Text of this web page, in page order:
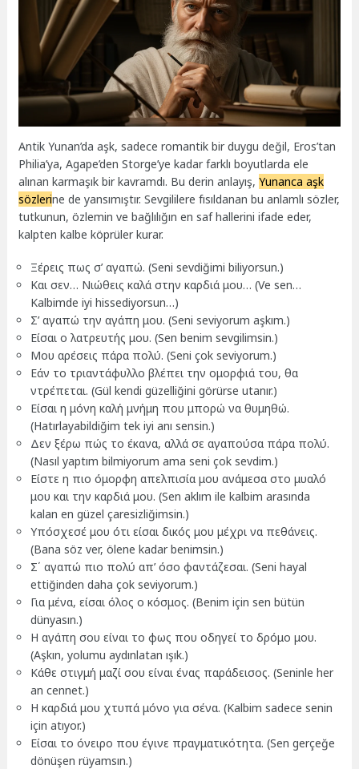
Antik Yunan’da aşk, sadece romantik bir duygu değil, Eros’tan
Philia’ya, Agape’den Storge’ye kadar farklı boyutlarda ele
alınan karmaşık bir kavramdı. Bu derin anlayış,Yunanca aşk
sözlerine de yansımıştır. Sevgililere fısıldanan bu anlamlı sözler,
tutkunun, özlemin ve bağlılığın en saf hallerini ifade eder,
kalpten kalbe köprüler kurar.
Ξέρεις πως σ’ αγαπώ. (Seni sevdiğimi biliyorsun.)
Και σεν… Νιώθεις καλά στην καρδιά μου… (Ve sen…
Kalbimde iyi hissediyorsun…)
Σ’ αγαπώ την αγάπη μου. (Seni seviyorum aşkım.)
Είσαι ο λατρευτής μου. (Sen benim sevgilimsin.)
Μου αρέσεις πάρα πολύ. (Seni çok seviyorum.)
Εάν το τριαντάφυλλο βλέπει την ομορφιά του, θα
ντρέπεται. (Gül kendi güzelliğini görürse utanır.)
Είσαι η μόνη καλή μνήμη που μπορώ να θυμηθώ.
(Hatırlayabildiğim tek iyi anı sensin.)
Δεν ξέρω πώς το έκανα, αλλά σε αγαπούσα πάρα πολύ.
(Nasıl yaptım bilmiyorum ama seni çok sevdim.)
Είστε η πιο όμορφη απελπισία μου ανάμεσα στο μυαλό
μου και την καρδιά μου. (Sen aklım ile kalbim arasında
kalan en güzel çaresizliğimsin.)
Υπόσχεσέ μου ότι είσαι δικός μου μέχρι να πεθάνεις.
(Bana söz ver, ölene kadar benimsin.)
Σ΄ αγαπώ πιο πολύ απ’ όσο φαντάζεσαι. (Seni hayal
ettiğinden daha çok seviyorum.)
Για μένα, είσαι όλος ο κόσμος. (Benim için sen bütün
dünyasın.)
Η αγάπη σου είναι το φως που οδηγεί το δρόμο μου.
(Aşkın, yolumu aydınlatan ışık.)
Κάθε στιγμή μαζί σου είναι ένας παράδεισος. (Seninle her
an cennet.)
Η καρδιά μου χτυπά μόνο για σένα. (Kalbim sadece senin
için atıyor.)
Είσαι το όνειρο που έγινε πραγματικότητα. (Sen gerçeğe
dönüşen rüyamsın.)